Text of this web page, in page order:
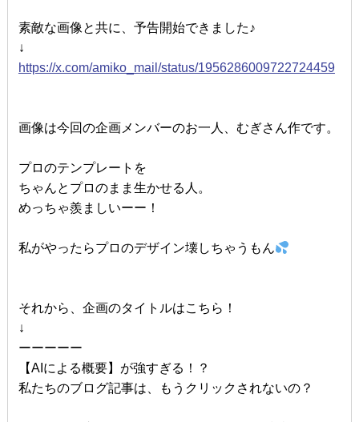
素敵な画像と共に、予告開始できました♪
↓
https://x.com/amiko_mail/status/1956286009722724459
画像は今回の企画メンバーのお一人、むぎさん作です。
プロのテンプレートを
ちゃんとプロのまま生かせる人。
めっちゃ羨ましいーー！
私がやったらプロのデザイン壊しちゃうもん
それから、企画のタイトルはこちら！
↓
ーーーーー
【AIによる概要】が強すぎる！？
私たちのブログ記事は、もうクリックされないの？